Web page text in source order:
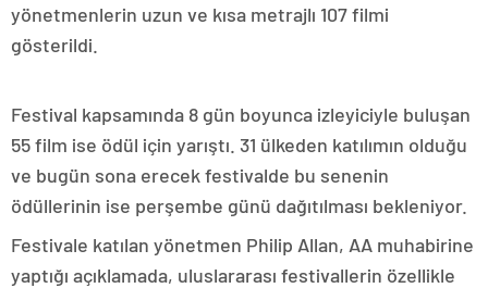
yönetmenlerin uzun ve kısa metrajlı 107 filmi
gösterildi.
Festival kapsamında 8 gün boyunca izleyiciyle buluşan
55 film ise ödül için yarıştı. 31 ülkeden katılımın olduğu
ve bugün sona erecek festivalde bu senenin
ödüllerinin ise perşembe günü dağıtılması bekleniyor.
Festivale katılan yönetmen Philip Allan, AA muhabirine
yaptığı açıklamada, uluslararası festivallerin özellikle